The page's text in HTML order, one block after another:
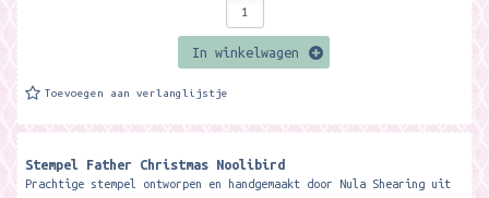
In winkelwagen
Toevoegen aan verlanglijstje
Stempel Father Christmas Noolibird
Prachtige stempel ontworpen en handgemaakt door Nula Shearing uit